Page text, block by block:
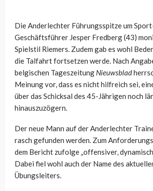
Die Anderlechter Führungsspitze um
Geschäftsführer Jesper Fredberg (43)
Spielstil Riemers. Zudem gab es wohl
die Talfahrt fortsetzen werde. Nach
belgischen Tageszeitung Nieuwsblad
Meinung vor, dass es nicht hilfreich sei,
über das Schicksal des 45-Jährigen noch
hinauszuzögern.
Der neue Mann auf der Anderlechter
rasch gefunden werden. Zum
dem Bericht zufolge „offensiver,
Dabei fiel wohl auch der Name des
Übungsleiters.